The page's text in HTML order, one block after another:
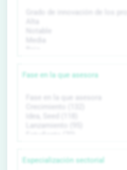
Fase en la que asesora
Especialización sectorial